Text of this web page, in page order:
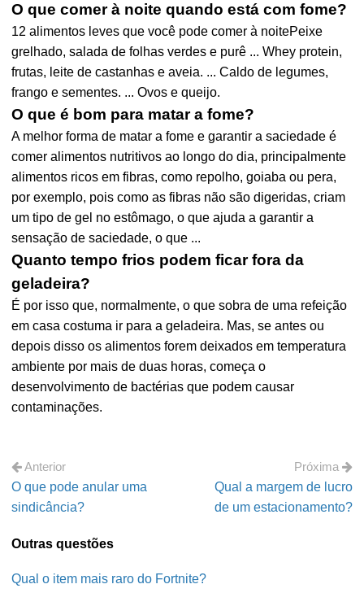
O que comer à noite quando está com fome?
12 alimentos leves que você pode comer à noitePeixe
grelhado, salada de folhas verdes e purê ... Whey protein,
frutas, leite de castanhas e aveia. ... Caldo de legumes,
frango e sementes. ... Ovos e queijo.
O que é bom para matar a fome?
A melhor forma de matar a fome e garantir a saciedade é
comer alimentos nutritivos ao longo do dia, principalmente
alimentos ricos em fibras, como repolho, goiaba ou pera,
por exemplo, pois como as fibras não são digeridas, criam
um tipo de gel no estômago, o que ajuda a garantir a
sensação de saciedade, o que ...
Quanto tempo frios podem ficar fora da
geladeira?
É por isso que, normalmente, o que sobra de uma refeição
em casa costuma ir para a geladeira. Mas, se antes ou
depois disso os alimentos forem deixados em temperatura
ambiente por mais de duas horas, começa o
desenvolvimento de bactérias que podem causar
contaminações.
Anterior
O que pode anular uma
sindicância?
Próxima
Qual a margem de lucro
de um estacionamento?
Outras questões
Qual o item mais raro do Fortnite?